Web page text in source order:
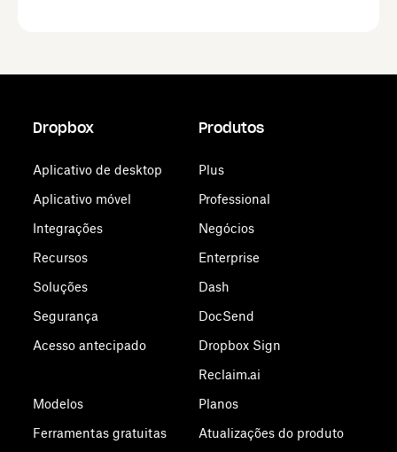
Dropbox
Aplicativo de desktop
Aplicativo móvel
Integrações
Recursos
Soluções
Segurança
Acesso antecipado
Modelos
Ferramentas gratuitas
Produtos
Plus
Professional
Negócios
Enterprise
Dash
DocSend
Dropbox Sign
Reclaim.ai
Planos
Atualizações do produto